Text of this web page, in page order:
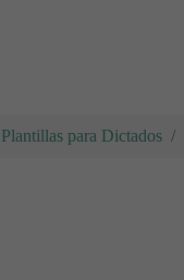
Plantillas para Dictados